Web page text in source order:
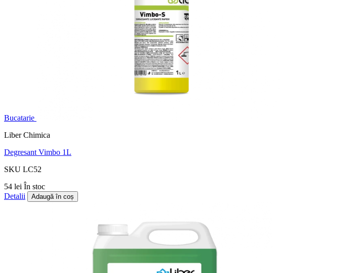
Bucatarie
Liber Chimica
Degresant Vimbo 1L
SKU LC52
54 lei În stoc
Detalii
Adaugă în coș